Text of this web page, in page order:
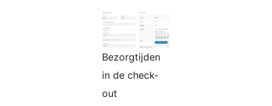
Bezorgtijden
in de check-
out